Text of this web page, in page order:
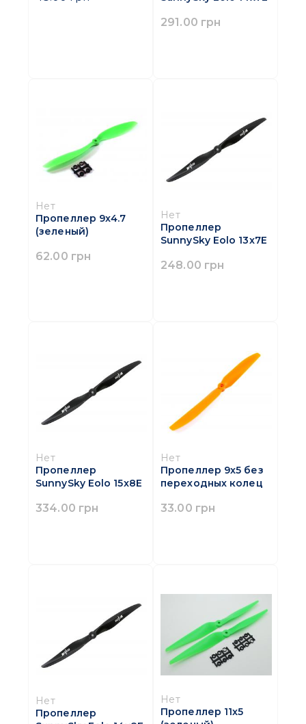
291.00 грн
Нет
Пропеллер 9x4.7
(зеленый)
62.00 грн
Нет
Пропеллер
SunnySky Eolo 13x7E
248.00 грн
Нет
Пропеллер
SunnySky Eolo 15x8E
334.00 грн
Нет
Пропеллер 9x5 без
переходных колец
33.00 грн
Нет
Пропеллер
Нет
Пропеллер 11x5